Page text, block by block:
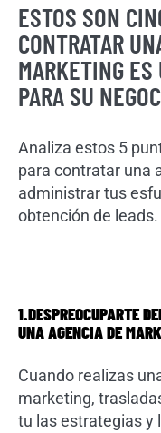
ESTOS SON
CONTRATAR
MARKETING
PARA SU
Analiza estos 5
para contratar una
administrar tus
obtención de leads.
1.DESPREOCUPARTE
UNA AGENCIA DE
Cuando realizas
marketing,
tu las estrategias y